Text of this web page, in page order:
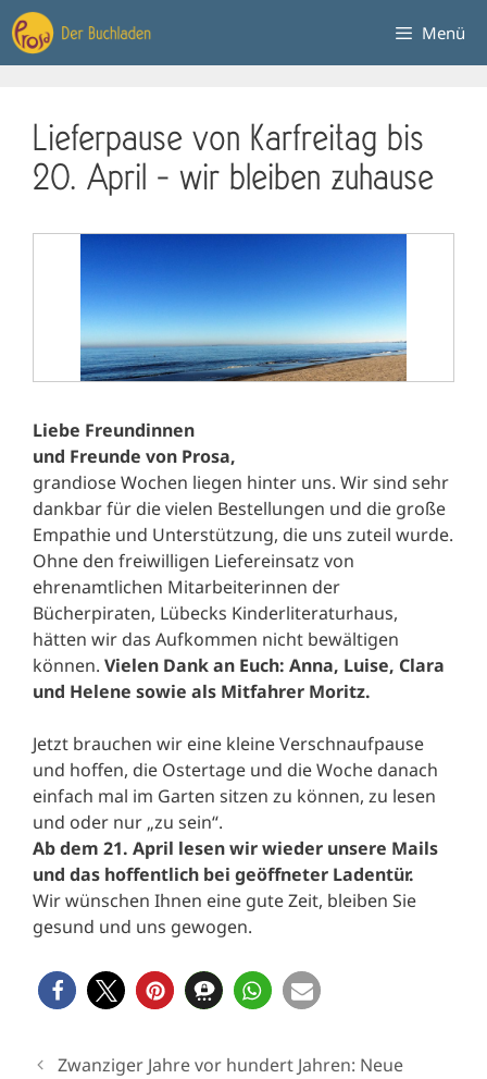
Zum
Inhalt
springen
Menü
Lieferpause von Karfreitag bis
20. April – wir bleiben zuhause
Liebe Freundinnen
und Freunde von Prosa,
grandiose Wochen liegen hinter uns. Wir sind sehr
dankbar für die vielen Bestellungen und die große
Empathie und Unterstützung, die uns zuteil wurde.
Ohne den freiwilligen Liefereinsatz von
ehrenamtlichen Mitarbeiterinnen der
Bücherpiraten, Lübecks Kinderliteraturhaus,
hätten wir das Aufkommen nicht bewältigen
können. Vielen Dank an Euch: Anna, Luise, Clara
und Helene sowie als Mitfahrer Moritz.
Jetzt brauchen wir eine kleine Verschnaufpause
und hoffen, die Ostertage und die Woche danach
einfach mal im Garten sitzen zu können, zu lesen
und oder nur „zu sein“.
Ab dem 21. April lesen wir wieder unsere Mails
und das hoffentlich bei geöffneter Ladentür.
Wir wünschen Ihnen eine gute Zeit, bleiben Sie
gesund und uns gewogen.
Zwanziger Jahre vor hundert Jahren: Neue